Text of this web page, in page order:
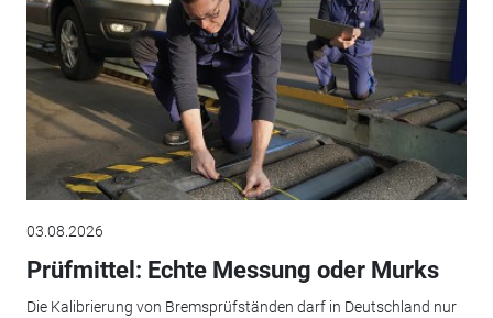
03.08.2026
Prüfmittel: Echte Messung oder Murks
Die Kalibrierung von Bremsprüfständen darf in Deutschland nur